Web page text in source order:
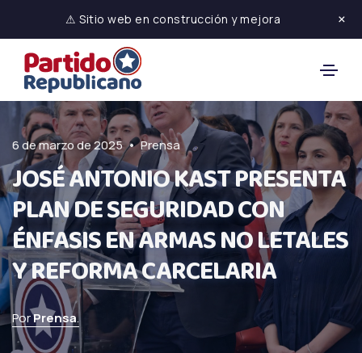
⚠ Sitio web en construcción y mejora ×
6 de marzo de 2025 • Prensa
JOSÉ ANTONIO KAST PRESENTA
PLAN DE SEGURIDAD CON
ÉNFASIS EN ARMAS NO LETALES
Y REFORMA CARCELARIA
PorPrensa.